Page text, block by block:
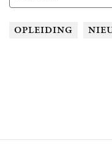
opleiding